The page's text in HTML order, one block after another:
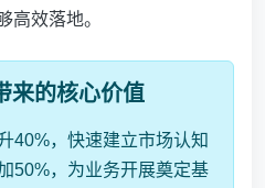
高效落地。
来的核心价值
40%，快速建立市场认知
50%，为业务开展奠定基